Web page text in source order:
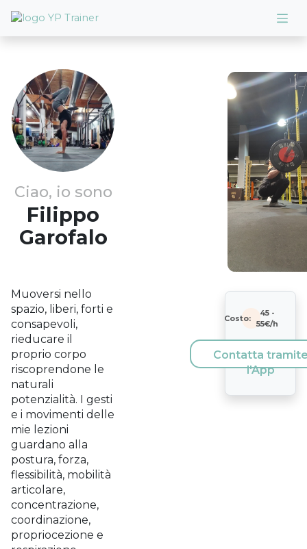
Ciao, io sono
Filippo
Garofalo
Muoversi nello
spazio, liberi, forti e
consapevoli,
rieducare il
proprio corpo
riscoprendone le
naturali
potenzialità. I gesti
e i movimenti delle
mie lezioni
guardano alla
postura, forza,
flessibilità, mobilità
articolare,
concentrazione,
coordinazione,
propriocezione e
Costo:
45 -
55€/h
Contatta
l'App